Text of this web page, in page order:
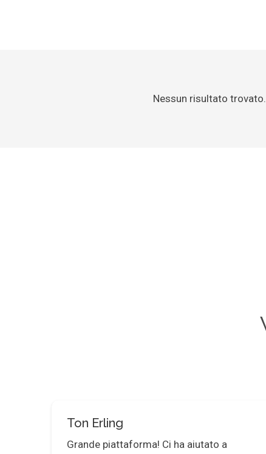
Nessun risultato trovato.
Ton Erling
Grande piattaforma! Ci ha aiutato a